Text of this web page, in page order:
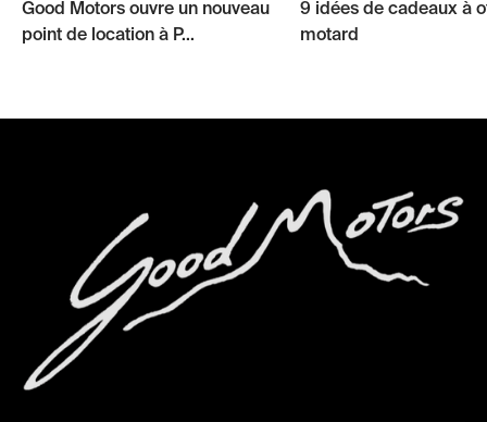
Good Motors ouvre un nouveau
point de location à P...
9 idées de cadeaux à
motard